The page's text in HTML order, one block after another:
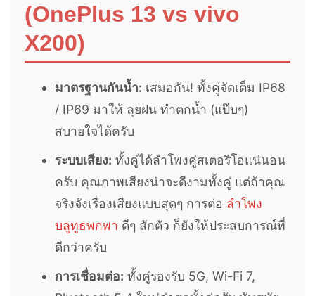
(OnePlus 13 vs vivo
X200)
มาตรฐานกันน้ำ: เสมอกัน! ทั้งคู่จัดเต็ม IP68
/ IP69 มาให้ ลุยฝน ทำตกน้ำ (แป๊บๆ)
สบายใจได้ครับ
ระบบเสียง: ทั้งคู่ได้ลำโพงคู่สเตอริโอแน่นอน
ครับ คุณภาพเสียงน่าจะดีงามทั้งคู่ แต่ถ้าคุณ
จริงจังเรื่องเสียงแบบสุดๆ การต่อ ลําโพง
บลูทูธพกพา ดีๆ สักตัว ก็ยังให้ประสบการณ์ที่
ดีกว่าครับ
การเชื่อมต่อ: ทั้งคู่รองรับ 5G, Wi-Fi 7,